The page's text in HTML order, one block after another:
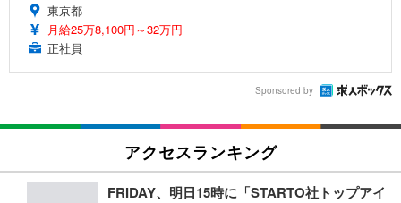
東京都
月給25万8,100円～32万円
正社員
Sponsored by
アクセスランキング
FRIDAY、明日15時に「STARTO社トップアイ